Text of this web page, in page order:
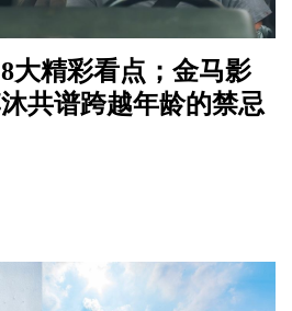
大精彩看点；金马影
共谱跨越年龄的禁忌